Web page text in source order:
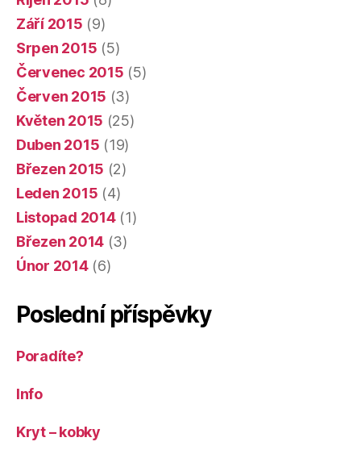
Září 2015 (9)
Srpen 2015 (5)
Červenec 2015 (5)
Červen 2015 (3)
Květen 2015 (25)
Duben 2015 (19)
Březen 2015 (2)
Leden 2015 (4)
Listopad 2014(1)
Březen 2014 (3)
Únor 2014(6)
Poslední příspěvky
Poradíte?
Info
Kryt – kobky